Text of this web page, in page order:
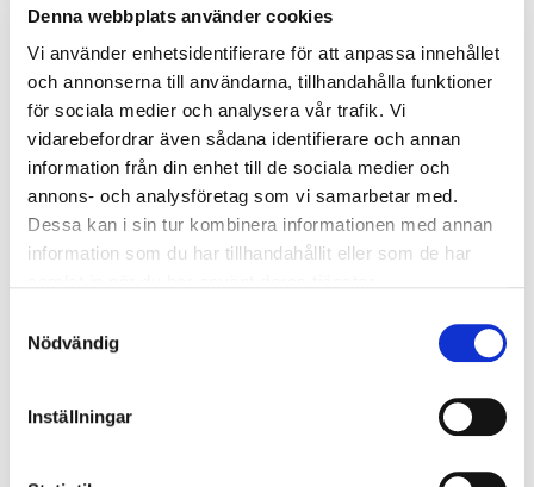
Denna webbplats använder cookies
Vi använder enhetsidentifierare för att anpassa innehållet
och annonserna till användarna, tillhandahålla funktioner
för sociala medier och analysera vår trafik. Vi
vidarebefordrar även sådana identifierare och annan
information från din enhet till de sociala medier och
annons- och analysföretag som vi samarbetar med.
Dessa kan i sin tur kombinera informationen med annan
information som du har tillhandahållit eller som de har
Nödvändig
Inställningar
2026-08-10
- 2026-08-11
10 400 kr exkl. moms
Boka
BAS P/U - Byggarbetsmiljösamordnare (2 dagar)
Sveg
2026-08-10- 2026-08-11
Boka
BAS P/U - Byggarbetsmiljösamordnare (2 dagar)